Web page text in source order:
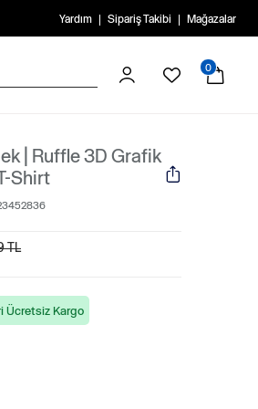
Yardım Sipariş Takibi Mağazalar
0
| Ruffle 3D Grafik
Shirt
TL
Ücretsiz Kargo